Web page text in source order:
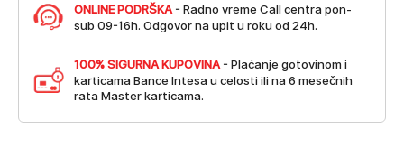
ONLINE PODRŠKA - Radno vreme Call centra pon-
sub 09-16h. Odgovor na upit u roku od 24h.
100% SIGURNA KUPOVINA - Plaćanje gotovinom i
karticama Bance Intesa u celosti ili na 6 mesečnih
rata Master karticama.